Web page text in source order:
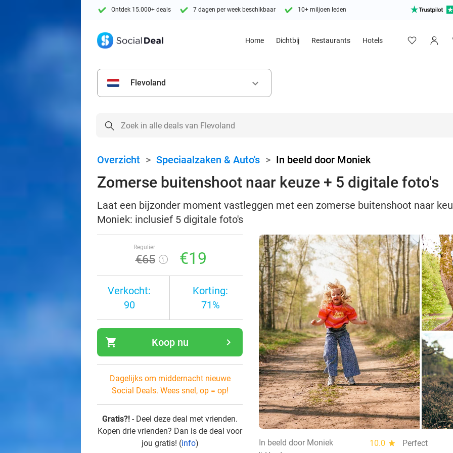
Ontdek 15.000+ deals 7 dagen per week beschikbaar 10+ miljoen leden
Home Dichtbij Restaurants Hotels
Flevoland keyboard_arrow_down
Overzicht > Speciaalzaken & Auto's > In beeld door Moniek
Zomerse buitenshoot naar keuze + 5 digitale foto's
Laat een bijzonder moment vastleggen met een zomerse buitenshoot naar
Moniek: inclusief 5 digitale foto's
Regulier
€65 €19
Verkocht:
90
Korting:
71%
shopping_cart navigate_next
Koop nu
Dagelijks om middernacht nieuwe
Social Deals. Wees snel, op = op!
Gratis?! - Deel deze deal met vrienden.
Kopen drie vrienden? Dan is de deal voor
jou gratis! (info) In beeld door Moniek 10.0 star
Perfect